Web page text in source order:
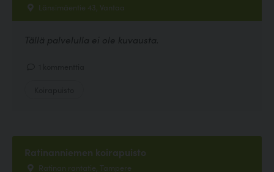
Länsimäentie 43, Vantaa
Tällä palvelulla ei ole kuvausta.
Ratinanniemen koirapuisto
Ratinan rantatie, Tampere